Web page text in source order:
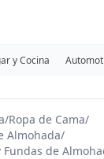
y Cocina
/Ropa de Cama/
Almohada/
Fundas de